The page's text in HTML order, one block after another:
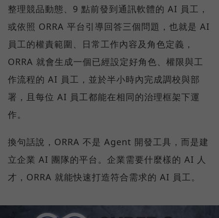
整理競品動態、9 點前發到通訊軟體的 AI 員工，
或依照 ORRA 平台引導回答三個問題，也就是 AI
員工的權責範圍、日常工作內容及角色定義，
ORRA 就會生成一個已經設定好角色、權限與工
作流程的 AI 員工，並於半小時內完成調校與部
署，且每位 AI 員工都能在相同的治理框架下運
作。
換句話說，ORRA 不是 Agent 開發工具，而是建
立企業 AI 團隊的平台。企業需要什麼樣的 AI 人
才，ORRA 就能快速打造符合需求的 AI 員工。